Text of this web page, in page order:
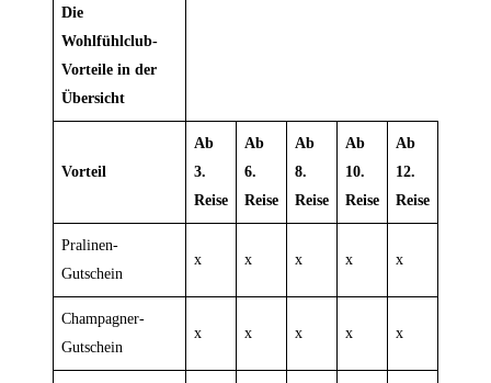
Die
Wohlfühlclub-
Vorteile in der
Übersicht
Vorteil
Ab
3.
Reise
Ab
6.
Reise
Ab
8.
Reise
Ab
10.
Reise
Ab
12.
Reise
Pralinen-
Gutschein
x x x x x
Champagner-
Gutschein
x x x x x